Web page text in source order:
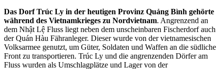
Das Dorf Trúc Ly in der heutigen Provinz Quảng Bình gehörte
während des Vietnamkrieges zu Nordvietnam. Angrenzend an
dem Nhật Lệ Fluss liegt neben dem unscheinbaren Fischerdorf auch
der Quán Hàu Fähranleger. Dieser wurde von der vietnamesischen
Volksarmee genutzt, um Güter, Soldaten und Waffen an die südliche
Front zu transportieren. Trúc Ly und die angrenzenden Dörfer am
Fluss wurden als Umschlagplätze und Lager von der